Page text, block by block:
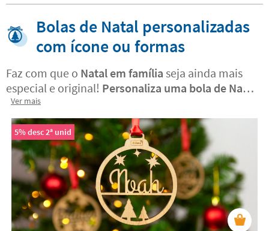
Bolas de Natal personalizadas
com ícone ou formas
Faz com que o Natal em família seja ainda mais
especial e original! Personaliza uma bola de Natal
com nome
família. Para os teus filhos, esposo ou esposa,
avós ,... até para os animais de estimação!
Escreve o seu nome e carrega uma foto ou
escolhe o ícone e o fundo que mais se identifique
com cada um.São enfeites de natalmuito
originais e personalizáveis para pendurar na tua
árvore de Natalou em qualquer outro lugar da
tua casa.
Ver mais
5% desc 2ª unid